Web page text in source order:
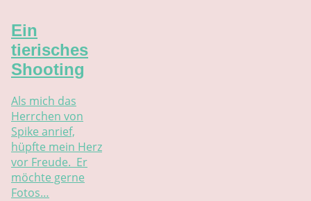
Ein
tierisches
Shooting
Als mich das
Herrchen von
Spike anrief,
hüpfte mein Herz
vor Freude. Er
möchte gerne
Fotos…